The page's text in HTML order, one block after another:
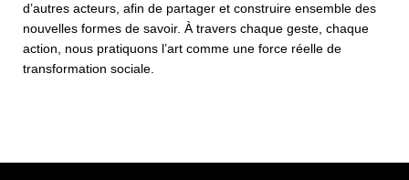
d’autres acteurs, afin de partager et construire ensemble des
nouvelles formes de savoir. À travers chaque geste, chaque
action, nous pratiquons l’art comme une force réelle de
transformation sociale.